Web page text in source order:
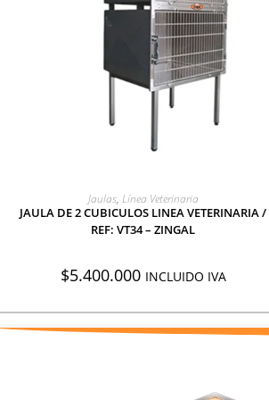
AGREGAR A COTIZACIÓN
Jaulas, Línea Veterinaria
JAULA DE 2 CUBICULOS LINEA VETERINARIA /
REF: VT34 – ZINGAL
$5.400.000 INCLUIDO IVA